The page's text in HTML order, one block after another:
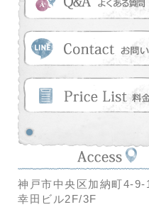
神戸市中央区加納町4-9-
幸田ビル2F/3F